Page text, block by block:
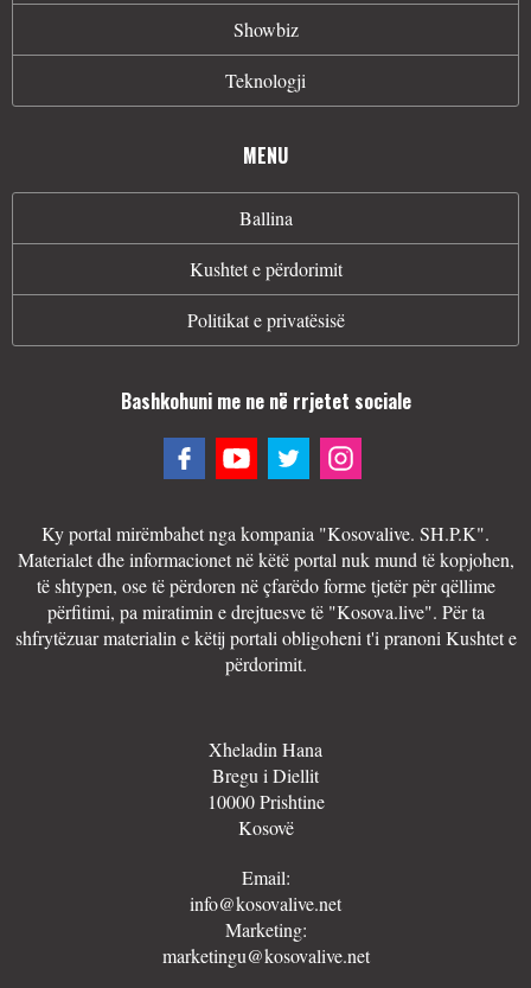
Showbiz
Teknologji
MENU
Ballina
Kushtet e përdorimit
Politikat e privatësisë
Bashkohuni me ne në rrjetet sociale
Ky portal mirëmbahet nga kompania "Kosovalive. SH.P.K".
Materialet dhe informacionet në këtë portal nuk mund të kopjohen,
të shtypen, ose të përdoren në çfarëdo forme tjetër për qëllime
përfitimi, pa miratimin e drejtuesve të "Kosova.live". Për ta
shfrytëzuar materialin e këtij portali obligoheni t'i pranoni Kushtet e
përdorimit.
Xheladin Hana
Bregu i Diellit
10000 Prishtine
Kosovë
Email:
info@kosovalive.net
Marketing:
marketingu@kosovalive.net